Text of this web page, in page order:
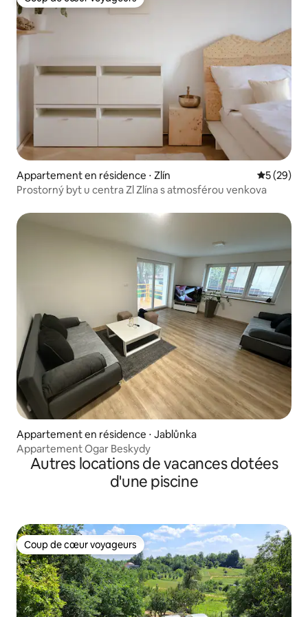
Coup de cœur voyageurs
Appartement en résidence ⋅ Zlín
5 (29)
Prostorný byt u centra Zl Zlína s atmosférou venkova
Appartement en résidence ⋅ Jablůnka
Appartement Ogar Beskydy
Autres locations de vacances dotées
d'une piscine
Coup de cœur voyageurs
Coup de cœur voyageurs